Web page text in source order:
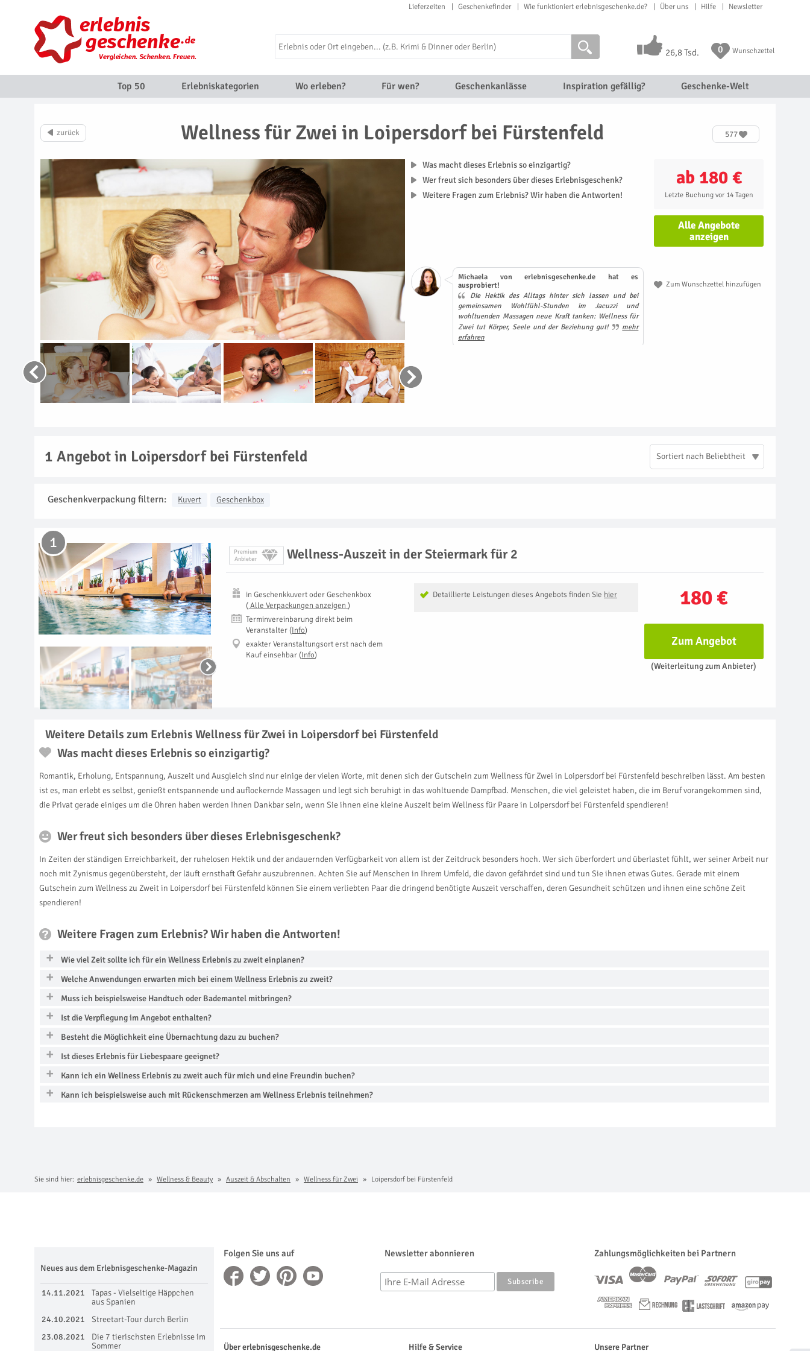
Lieferzeiten Geschenkefinder Wie funktioniert erlebnisgeschenke.de? Über uns Hilfe Newsletter
26,8 Tsd. 0 Wunschzettel
Top 50 Erlebniskategorien Wo erleben? Für wen? Geschenkanlässe Inspiration gefällig? Geschenke-Welt
Wellness für Zwei in Loipersdorf bei Fürstenfeld 577
ab 180 €
Letzte Buchung vor 14 Tagen
Alle Angebote
anzeigen
Zum Wunschzettel hinzufügen
Was macht dieses Erlebnis so einzigartig?
Wer freut sich besonders über dieses Erlebnisgeschenk?
Weitere Fragen zum Erlebnis? Wir haben die Antworten!
Michaela von erlebnisgeschenke.de hat es
ausprobiert!
Die Hektik des Alltags hinter sich lassen und bei
gemeinsamen Wohlfühl-Stunden im Jacuzzi und
wohltuenden Massagen neue Kraft tanken: Wellness für
Zwei tut Körper, Seele und der Beziehung gut!
mehr
erfahren
1 Angebot in Loipersdorf bei Fürstenfeld Sortiert nach Beliebtheit
Geschenkverpackung filtern: Kuvert Geschenkbox
Premium
Anbieter
Wellness-Auszeit in der Steiermark für 2
1
180 €
Detaillierte Leistungen dieses Angebots finden Sie hier
inGeschenkkuvert oder Geschenkbox
( Alle Verpackungen anzeigen )
Terminvereinbarung direkt beim
Veranstalter (Info)
exakter Veranstaltungsort erst nach dem
Kauf einsehbar (Info)
Zum Angebot
(Weiterleitung zum Anbieter)
Weitere Details zum Erlebnis Wellness für Zwei in Loipersdorf bei Fürstenfeld
Was macht dieses Erlebnis so einzigartig?
Romantik, Erholung, Entspannung, Auszeit und Ausgleich sind nur einige der vielen Worte, mit denen sich der Gutschein zum Wellness für Zwei in Loipersdorf bei Fürstenfeld beschreiben lässt. Am besten
ist es, man erlebt es selbst, genießt entspannende und auflockernde Massagen und legt sich beruhigt in das wohltuende Dampfbad. Menschen, die viel geleistet haben, die im Beruf vorangekommen sind,
die Privat gerade einiges um die Ohren haben werden Ihnen Dankbar sein, wenn Sie ihnen eine kleine Auszeit beim Wellness für Paare in Loipersdorf bei Fürstenfeld spendieren!
Wer freut sich besonders über dieses Erlebnisgeschenk?
In Zeiten der ständigen Erreichbarkeit, der ruhelosen Hektik und der andauernden Verfügbarkeit von allem ist der Zeitdruck besonders hoch. Wer sich überfordert und überlastet fühlt, wer seiner Arbeit nur
noch mit Zynismus gegenübersteht, der läuft ernsthaft Gefahr auszubrennen. Achten Sie auf Menschen in Ihrem Umfeld, die davon gefährdet sind und tun Sie ihnen etwas Gutes. Gerade mit einem
Gutschein zum Wellness zu Zweit in Loipersdorf bei Fürstenfeld können Sie einem verliebten Paar die dringend benötigte Auszeit verschaffen, deren Gesundheit schützen und ihnen eine schöne Zeit
spendieren!
Weitere Fragen zum Erlebnis? Wir haben die Antworten!
Wie viel Zeit sollte ich für ein Wellness Erlebnis zu zweit einplanen?
Welche Anwendungen erwarten mich bei einem Wellness Erlebnis zu zweit?
Muss ich beispielsweise Handtuch oder Bademantel mitbringen?
Ist die Verpflegung im Angebot enthalten?
Besteht die Möglichkeit eine Übernachtung dazu zu buchen?
Ist dieses Erlebnis für Liebespaare geeignet?
Kann ich ein Wellness Erlebnis zu zweit auch für mich und eine Freundin buchen?
Kann ich beispielsweise auch mit Rückenschmerzen am Wellness Erlebnis teilnehmen?
Sie sind hier: erlebnisgeschenke.de Wellness & Beauty Auszeit & Abschalten Wellness für Zwei Loipersdorf bei Fürstenfeld
Folgen Sie uns auf Newsletter abonnieren Zahlungsmöglichkeiten bei Partnern
Neues aus dem Erlebnisgeschenke-Magazin
14.11.2021
Tapas - Vielseitige Häppchen
aus Spanien
24.10.2021
Streetart-Tour durch Berlin
23.08.2021
Die 7 tierischsten Erlebnisse im
Sommer
Über erlebnisgeschenke.de Hilfe & Service Unsere Partner